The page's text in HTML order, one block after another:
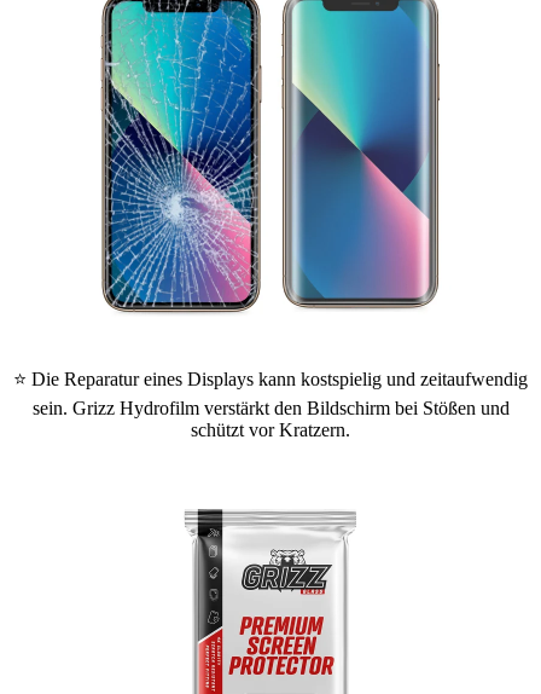
⭐ Die Reparatur eines Displays kann kostspielig und zeitaufwendig
sein. Grizz Hydrofilm verstärkt den Bildschirm bei Stößen und
schützt vor Kratzern.